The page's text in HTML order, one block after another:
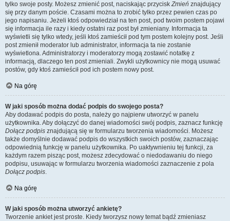
tylko swoje posty. Możesz zmienić post, naciskając przyciskZmień znajdujący
się przy danym poście. Czasami można to zrobić tylko przez pewien czas po
jego napisaniu. Jeżeli ktoś odpowiedział na ten post, pod twoim postem pojawi
się informacja ile razy i kiedy ostatni raz post był zmieniany. Informacja ta
wyświetli się tylko wtedy, jeśli ktoś zamieścił pod tym postem kolejny post. Jeśli
post zmienił moderator lub administrator, informacja ta nie zostanie
wyświetlona. Administratorzy i moderatorzy mogą zostawić notatkę z
informacją, dlaczego ten post zmieniali. Zwykli użytkownicy nie mogą usuwać
postów, gdy ktoś zamieścił pod ich postem nowy post.
Na górę
W jaki sposób można dodać podpis do swojego posta?
Aby dodawać podpis do posta, należy go najpierw utworzyć w panelu
użytkownika. Aby dołączyć do danej wiadomości swój podpis, zaznacz funkcję
Dołącz podpis znajdującą się w formularzu tworzenia wiadomości. Możesz
także domyślnie dodawać podpis do wszystkich swoich postów, zaznaczając
odpowiednią funkcję w panelu użytkownika. Po uaktywnieniu tej funkcji, za
każdym razem pisząc post, możesz zdecydować o niedodawaniu do niego
podpisu, usuwając w formularzu tworzenia wiadomości zaznaczenie z pola
Dołącz podpis.
Na górę
W jaki sposób można utworzyć ankietę?
Tworzenie ankiet jest proste. Kiedy tworzysz nowy temat bądź zmieniasz